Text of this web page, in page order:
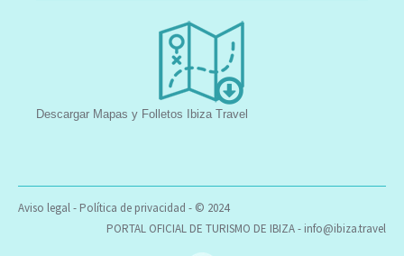
Descargar Mapas y Folletos Ibiza Travel
Aviso legal- Política de privacidad - © 2024
PORTAL OFICIAL DE TURISMO DE IBIZA - info@ibiza.travel